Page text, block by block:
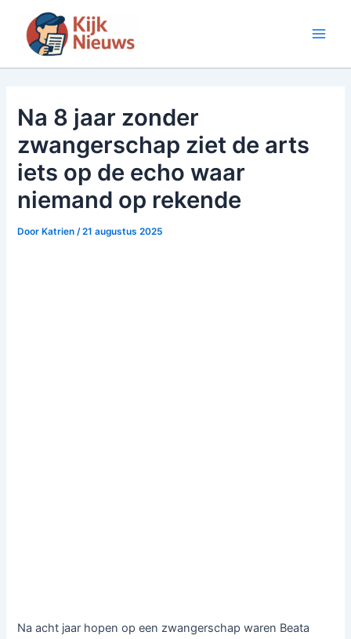
inhoud
Na 8 jaar zonder
zwangerschap ziet de arts
iets op de echo waar
niemand op rekende
Door Katrien/21 augustus 2025
Na acht jaar hopen op een zwangerschap waren Beata